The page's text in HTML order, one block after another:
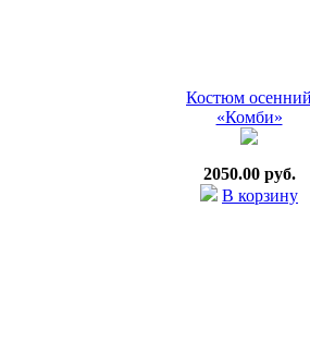
Костюм
«Комби»
2050.00 руб.
В корзину